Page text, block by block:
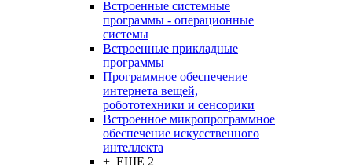
Встроенные системные
программы - операционные
системы
Встроенные прикладные
программы
Программное обеспечение
интернета вещей,
робототехники и сенсорики
Встроенное микропрограммное
обеспечение искусственного
интеллекта
+ ЕЩЕ 2